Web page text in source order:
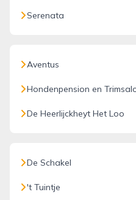
Serenata
Aventus
Hondenpension en
De Heerlijckheyt Het Loo
De Schakel
't Tuintje